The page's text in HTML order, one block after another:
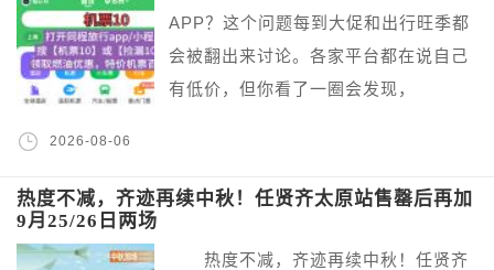
APP？这个问题每到大促和出行旺季都
会被翻出来讨论。各家平台都在说自己
有低价，但你看了一圈会发现，
2026-08-06
热度不减，齐迹再续中秋！任贤齐太原站售罄后再加
9月25/26日两场
热度不减，齐迹再续中秋！任贤齐